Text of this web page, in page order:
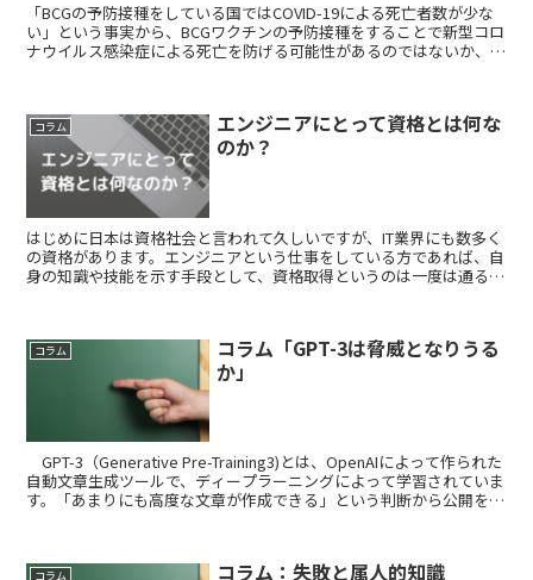
「BCGの予防接種をしている国ではCOVID-19による死亡者数が少な
い」という事実から、BCGワクチンの予防接種をすることで新型コロ
ナウイルス感染症による死亡を防げる可能性があるのではないか、と
コラム
エンジニアにとって資格とは何な
のか？
はじめに日本は資格社会と言われて久しいですが、IT業界にも数多く
の資格があります。エンジニアという仕事をしている方であれば、自
身の知識や技能を示す手段として、資格取得というのは一度は通る道
コラム
コラム「GPT-3は脅威となりうる
か」
GPT-3（Generative Pre-Training3)とは、OpenAIによって作られた
自動文章生成ツールで、ディープラーニングによって学習されていま
す。「あまりにも高度な文章が作成できる」という判断から公開を制
コラム コラム：失敗と属人的知識